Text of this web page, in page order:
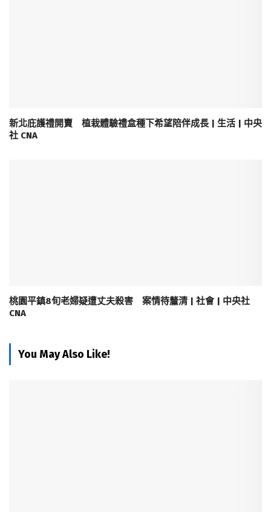
新北庇護禮開賣 植栽體驗禮盒種下希望陪伴成長 | 生活 | 中央
社 CNA
桃園平鎮8旬老婦疑遭丈夫殺害 案情待釐清 | 社會 | 中央社
CNA
You May Also Like!